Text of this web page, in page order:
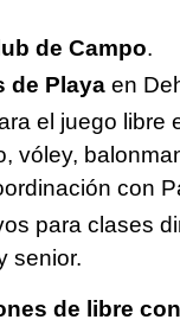
de Campo.
de Playaen
el juego libre
vóley,
con
para clases
senior.
de libre